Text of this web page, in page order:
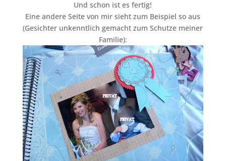
Und schon ist es fertig!
Eine andere Seite von mir sieht zum Beispiel so aus
(Gesichter unkenntlich gemacht zum Schutze meiner
Familie):